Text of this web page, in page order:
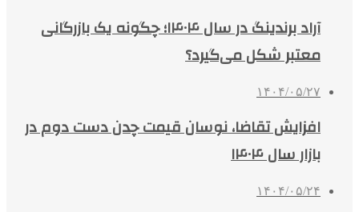
آراد برندینگ در سال ۱۴۰۴؛ چگونه یک بازرگانی
معتبر شکل می‌گیرد؟
۱۴۰۴/۰۵/۲۷
افزایش تقاضا، نوسان قیمت چدن دست دوم در
بازار سال ۱۴۰۴
۱۴۰۴/۰۵/۲۴